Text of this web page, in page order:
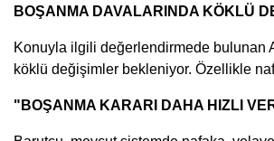
BOŞANMA DAVALARINDA KÖKLÜ
Konuyla ilgili değerlendirmede bulunan
köklü değişimler bekleniyor. Özellikle
"BOŞANMA KARARI DAHA HIZLI